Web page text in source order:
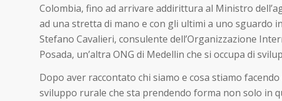
Colombia, fino ad arrivare addirittura al Ministro
ad una stretta di mano e con gli ultimi a uno
Stefano Cavalieri, consulente dell’Organizzazione
Posada, un’altra ONG di Medellin che si occupa di
Dopo aver raccontato chi siamo e cosa stiamo
sviluppo rurale che sta prendendo forma non solo in